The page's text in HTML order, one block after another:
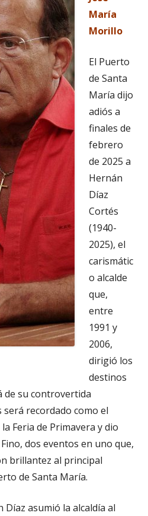
María
Morillo
El Puerto
de Santa
María dijo
adiós a
finales de
febrero
de 2025 a
Hernán
Díaz
Cortés
(1940-
2025), el
carismátic
o alcalde
que,
entre
1991 y
2006,
dirigió los
destinos
de su controvertida
recordado como el
Feria de Primavera y dio
dos eventos en uno que,
brillantez al principal
de Santa María.
Díaz asumió la alcaldía al